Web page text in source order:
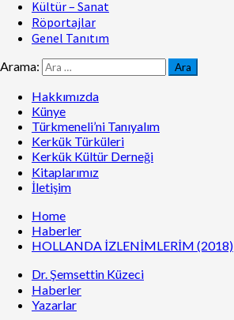
Kültür – Sanat
Röportajlar
Genel Tanıtım
Arama:
Hakkımızda
Künye
Türkmeneli’ni Tanıyalım
Kerkük Türküleri
Kerkük Kültür Derneği
Kitaplarımız
İletişim
Home
Haberler
HOLLANDA İZLENİMLERİM (2018)
Dr. Şemsettin Küzeci
Haberler
Yazarlar